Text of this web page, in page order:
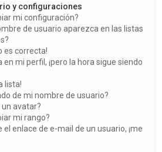
y configuraciones
mi configuración?
de usuario aparezca en las listas
es correcta!
mi perfil, ¡pero la hora sigue siendo
lista!
de mi nombre de usuario?
avatar?
mi rango?
enlace de e-mail de un usuario, ¡me